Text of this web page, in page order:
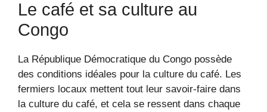
Le café et sa culture au
Congo
La République Démocratique du Congo possède
des conditions idéales pour la culture du café. Les
fermiers locaux mettent tout leur savoir-faire dans
la culture du café, et cela se ressent dans chaque